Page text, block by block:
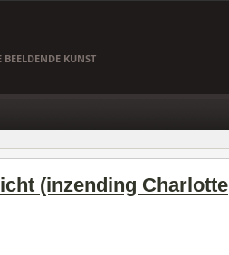
KUNST
(inzending Charlotte